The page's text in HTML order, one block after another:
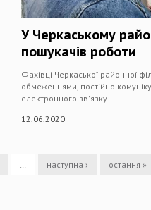
У Черкаському
пошукачів роботи
Фахівці Черкаської районної
обмеженнями, постійно
електронного зв'язку
12.06.2020
… наступна › остання »